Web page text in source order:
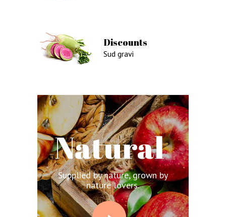
Discounts
Sud gravi
Supplied by nature, grown by
nature lovers.
Natural